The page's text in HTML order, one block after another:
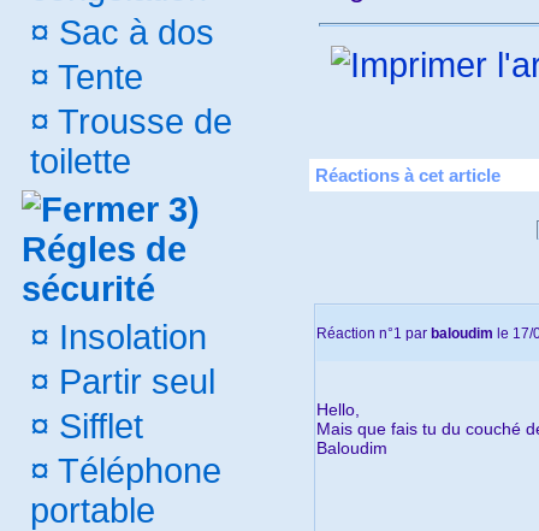
¤ Sac à dos
¤ Tente
¤ Trousse de
toilette
3)
Régles de
sécurité
¤ Insolation
¤ Partir seul
¤ Sifflet
¤ Téléphone
portable
Réactions à cet article
Réaction n°1 par baloudim le 17/
Hello,
Mais que fais tu du couché
Baloudim